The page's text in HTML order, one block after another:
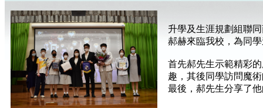
升學及生涯規劃組聯
郝赫來臨我校，為同
首先郝先生示範精彩
趣，其後同學訪問魔
最後，郝先生分享了